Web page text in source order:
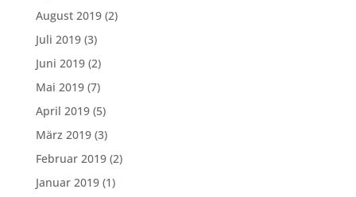
August 2019(2)
Juli 2019(3)
Juni 2019(2)
Mai 2019(7)
April 2019(5)
März 2019(3)
Februar 2019(2)
Januar 2019(1)